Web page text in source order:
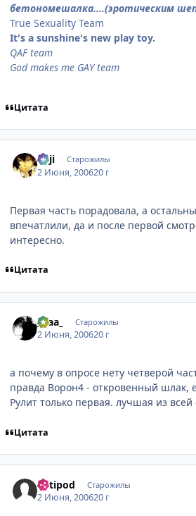
бетономешалка....(эротическим
True Sexuality Team
It's a sunshine's new play toy.
QAF team
God makes me GAY team
Цитата
euji Старожилы
2 Июня, 200620 г
Первая часть порадовала, а
впечатлили, да и после первой
интересно.
Цитата
_kaa_ Старожилы
2 Июня, 200620 г
а почему в опросе нету четверой
правда Ворон4 - откровенный шлак,
Рулит только первая. лучшая из всей
Цитата
antipod Старожилы
2 Июня, 200620 г